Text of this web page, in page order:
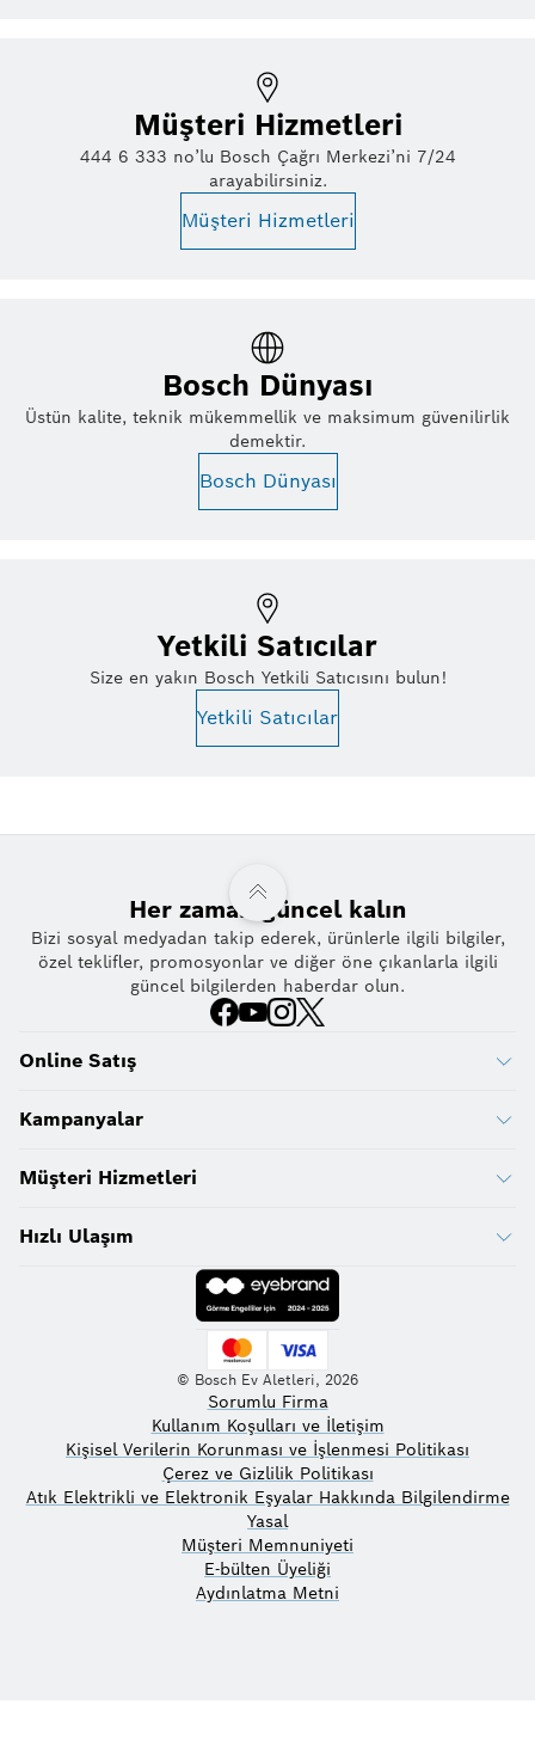
Müşteri Hizmetleri
444 6 333 no’lu Bosch Çağrı Merkezi’ni 7/24
arayabilirsiniz.
Müşteri Hizmetleri
Bosch Dünyası
Üstün kalite, teknik mükemmellik ve maksimum güvenilirlik
demektir.
Bosch Dünyası
Yetkili Satıcılar
Size en yakın Bosch Yetkili Satıcısını bulun!
Yetkili Satıcılar
Her zaman güncel kalın
Bizi sosyal medyadan takip ederek, ürünlerle ilgili bilgiler,
özel teklifler, promosyonlar ve diğer öne çıkanlarla ilgili
güncel bilgilerden haberdar olun.
Online Satış
Kampanyalar
Müşteri Hizmetleri
Hızlı Ulaşım
© Bosch Ev Aletleri, 2026
Sorumlu Firma
Kullanım Koşulları ve İletişim
Kişisel Verilerin Korunması ve İşlenmesi Politikası
Çerez ve Gizlilik Politikası
Atık Elektrikli ve Elektronik Eşyalar Hakkında Bilgilendirme
Yasal
Müşteri Memnuniyeti
E-bülten Üyeliği
Aydınlatma Metni